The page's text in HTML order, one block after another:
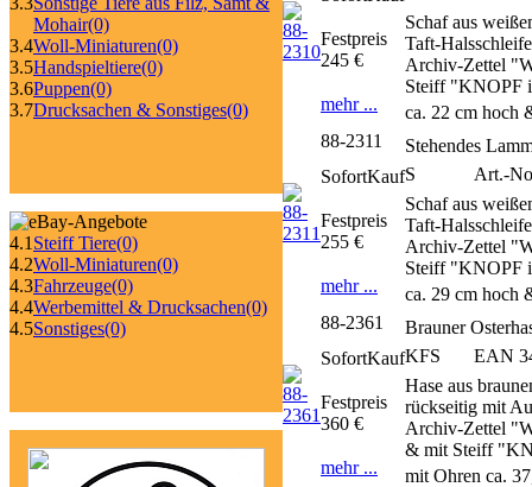
Mohair(0)
3.4Woll-Miniaturen(0)
3.5Handspieltiere(0)
3.6Puppen(0)
3.7Drucksachen & Sonstiges(0)
4.1 Steiff Tiere(0)
4.2Woll-Miniaturen(0)
4.3Fahrzeuge(0)
4.4Werbemittel & Drucksachen(0)
4.5Sonstiges(0)
Schaf aus
Taft-
Archiv-Zettel
Steiff "KNOPF
ca. 22 cm hoch
Festpreis
245 €
mehr ...
88-2311
Stehendes
S
Art.-
Schaf aus
Taft-
Archiv-Zettel
Steiff "KNOPF
ca. 29 cm hoch
SofortKauf
Festpreis
255 €
mehr ...
88-2361
Brauner
KFS
EAN
Hase aus
rückseitig mit
Archiv-Zettel
& mit Steiff
mit Ohren ca.
SofortKauf
Festpreis
360 €
mehr ...